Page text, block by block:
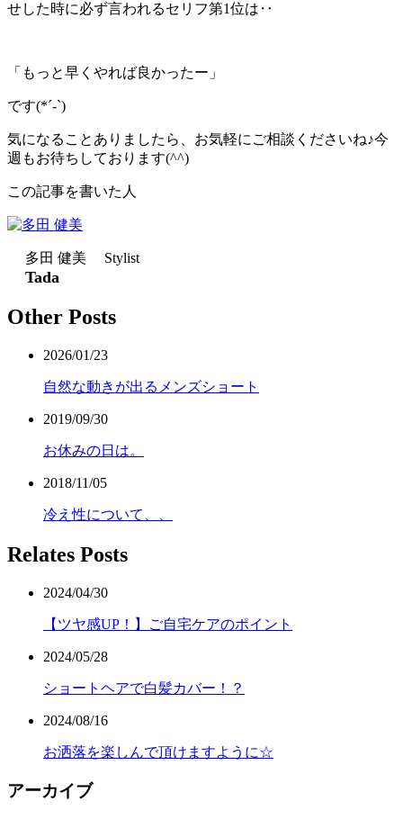
せした時に必ず言われるセリフ第1位は‥
「もっと早くやれば良かったー」
です(*´-`)
気になることありましたら、お気軽にご相談くださいね♪今
週もお待ちしております(^^)
この記事を書いた人
多田 健美 Stylist
Tada
Other Posts
2026/01/23
自然な動きが出るメンズショート
2019/09/30
お休みの日は。
2018/11/05
冷え性について、、
Relates Posts
2024/04/30
【ツヤ感UP！】ご自宅ケアのポイント
2024/05/28
ショートヘアで白髪カバー！？
2024/08/16
お洒落を楽しんで頂けますように☆
アーカイブ